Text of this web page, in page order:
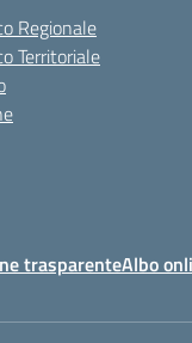
Regionale
Territoriale
trasparenteAlbo